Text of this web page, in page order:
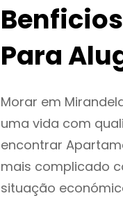
Para
Morar em
uma vida com
encontrar
mais complicado
situação